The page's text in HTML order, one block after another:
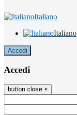
Italiano
Italiano
Accedi
Accedi
button close ×